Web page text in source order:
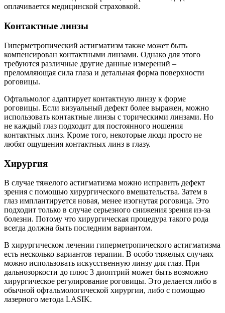
оплачивается медицинской страховкой.
Контактные линзы
Гиперметропический астигматизм также может быть
компенсирован контактными линзами. Однако для этого
требуются различные другие данные измерений –
преломляющая сила глаза и детальная форма поверхности
роговицы.
Офтальмолог адаптирует контактную линзу к форме
роговицы. Если визуальный дефект более выражен, можно
использовать контактные линзы с торическими линзами. Но
не каждый глаз подходит для постоянного ношения
контактных линз. Кроме того, некоторые люди просто не
любят ощущения контактных линз в глазу.
Хирургия
В случае тяжелого астигматизма можно исправить дефект
зрения с помощью хирургического вмешательства. Затем в
глаз имплантируется новая, менее изогнутая роговица. Это
подходит только в случае серьезного снижения зрения из-за
болезни. Потому что хирургическая процедура такого рода
всегда должна быть последним вариантом.
В хирургическом лечении гиперметропического астигматизма
есть несколько вариантов терапии. В особо тяжелых случаях
можно использовать искусственную линзу для глаз. При
дальнозоркости до плюс 3 диоптрий может быть возможно
хирургическое регулирование роговицы. Это делается либо в
обычной офтальмологической хирургии, либо с помощью
лазерного метода LASIK.